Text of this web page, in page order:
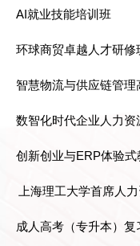
AI就业技能培训班
环球商贸卓越人才研修
智慧物流与供应链管
数智化时代企业人力
创新创业与ERP体验
上海理工大学首席人
成人高考（专升本）复